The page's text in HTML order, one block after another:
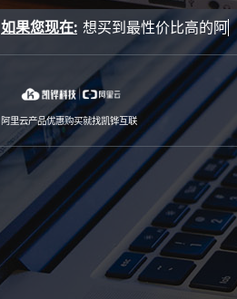
如果您现在:
阿里云产品优惠购买就找凯铧互联